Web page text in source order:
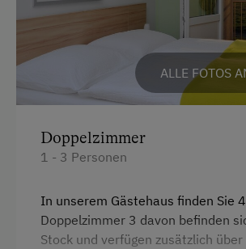
Garten/Wiese
Hofeigene Produkte
Kinder-Ausstattung
Kinder sind willkommen
Ausstattung der Wohneinheit
ALLE FOTOS
Doppelzimmer
1 - 3 Personen
In unserem Gästehaus finden Sie 4
Doppelzimmer 3 davon befinden
Stock und verfügen zusätzlich